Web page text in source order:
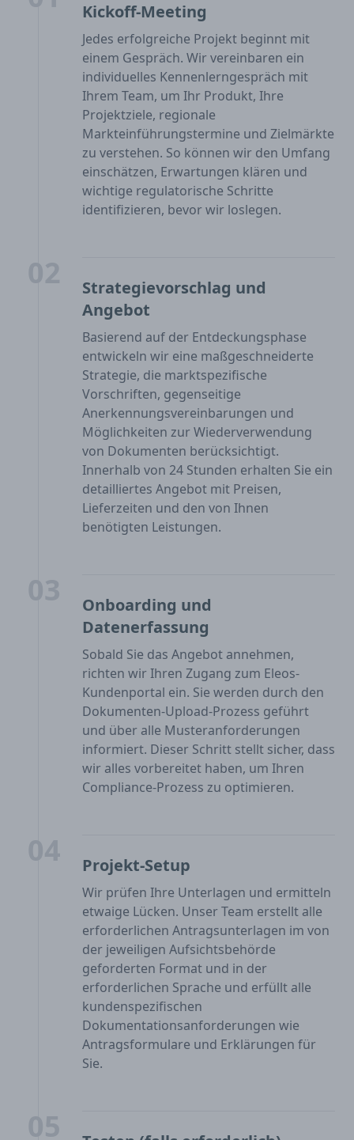
Kickoff-Meeting
Jedes erfolgreiche Projekt beginnt mit
einem Gespräch. Wir vereinbaren ein
individuelles Kennenlerngespräch mit
Ihrem Team, um Ihr Produkt, Ihre
Projektziele, regionale
Markteinführungstermine und Zielmärkte
zu verstehen. So können wir den Umfang
einschätzen, Erwartungen klären und
wichtige regulatorische Schritte
identifizieren, bevor wir loslegen.
Strategievorschlag und
Angebot
Basierend auf der Entdeckungsphase
entwickeln wir eine maßgeschneiderte
Strategie, die marktspezifische
Vorschriften, gegenseitige
Anerkennungsvereinbarungen und
Möglichkeiten zur Wiederverwendung
von Dokumenten berücksichtigt.
Innerhalb von 24 Stunden erhalten Sie ein
detailliertes Angebot mit Preisen,
Lieferzeiten und den von Ihnen
benötigten Leistungen.
Onboarding und
Datenerfassung
Sobald Sie das Angebot annehmen,
richten wir Ihren Zugang zum Eleos-
Kundenportal ein. Sie werden durch den
Dokumenten-Upload-Prozess geführt
und über alle Musteranforderungen
informiert. Dieser Schritt stellt sicher, dass
wir alles vorbereitet haben, um Ihren
Compliance-Prozess zu optimieren.
Projekt-Setup
Wir prüfen Ihre Unterlagen und ermitteln
etwaige Lücken. Unser Team erstellt alle
erforderlichen Antragsunterlagen im von
der jeweiligen Aufsichtsbehörde
geforderten Format und in der
erforderlichen Sprache und erfüllt alle
kundenspezifischen
Dokumentationsanforderungen wie
Antragsformulare und Erklärungen für
Sie.